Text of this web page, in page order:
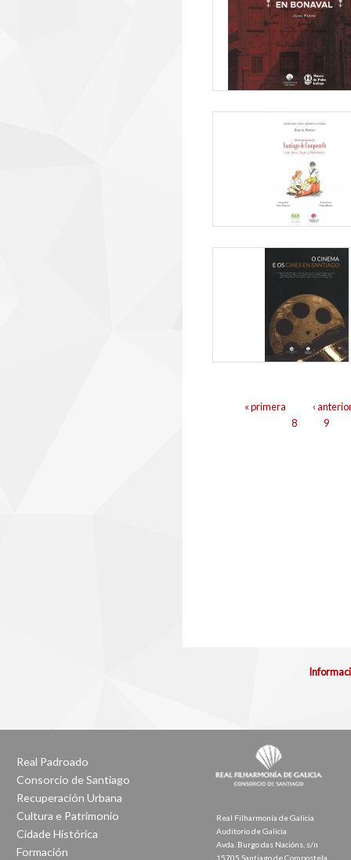
Páxinas« primera
‹
8
9
Real Padroado
Consorcio de Santiago
Recuperación Urbana
Cultura e Patrimonio
Cidade Histórica
Formación
Real Filharmonía de Galicia
Auditorio de Galicia
Avda. Burgo das Nacións, s/n
15705 Santiago de Compostela